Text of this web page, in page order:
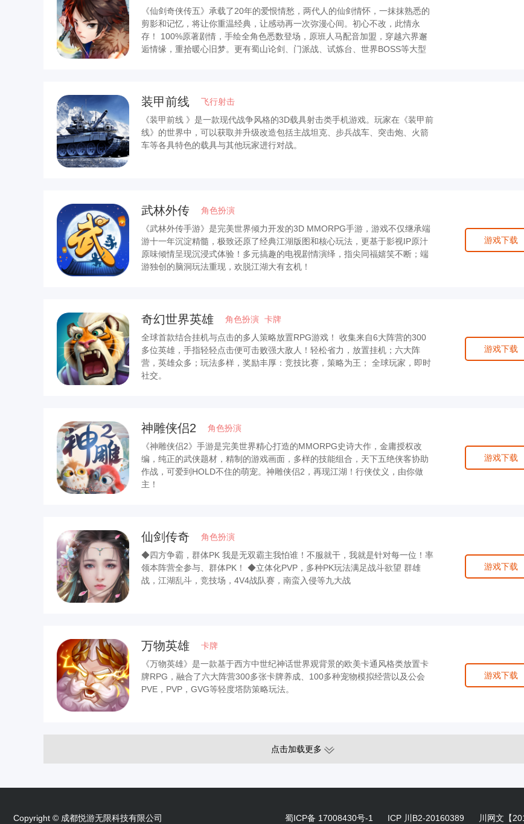
《仙剑奇侠传五》承载了20年的爱恨情愁，两代人的仙剑情怀，一抹抹熟悉的
剪影和记忆，将让你重温经典，让感动再一次弥漫心间。初心不改，此情永
存！ 100%原著剧情，手绘全角色悉数登场，原班人马配音加盟，穿越六界邂
逅情缘，重拾暖心旧梦。更有蜀山论剑、门派战、试炼台、世界BOSS等大型
装甲前线
飞行射击
《装甲前线 》是一款现代战争风格的3D载具射击类手机游戏。玩家在《装甲前
线》的世界中，可以获取并升级改造包括主战坦克、步兵战车、突击炮、火箭
车等各具特色的载具与其他玩家进行对战。
武林外传
角色扮演
《武林外传手游》是完美世界倾力开发的3D MMORPG手游，游戏不仅继承端
游十一年沉淀精髓，极致还原了经典江湖版图和核心玩法，更基于影视IP原汁
原味倾情呈现沉浸式体验！多元搞趣的电视剧情演绎，指尖同福嬉笑不断；端
游独创的脑洞玩法重现，欢脱江湖大有玄机！
游戏下载
奇幻世界英雄 角色扮演 卡牌
全球首款结合挂机与点击的多人策略放置RPG游戏！ 收集来自6大阵营的300
多位英雄，手指轻轻点击便可击败强大敌人！轻松省力，放置挂机；六大阵
营，英雄众多；玩法多样，奖励丰厚：竞技比赛，策略为王； 全球玩家，即时
社交。
游戏下载
神雕侠侣2
角色扮演
《神雕侠侣2》手游是完美世界精心打造的MMORPG史诗大作，金庸授权改
编，纯正的武侠题材，精制的游戏画面，多样的技能组合，天下五绝侠客协助
作战，可爱到HOLD不住的萌宠。神雕侠侣2，再现江湖！行侠仗义，由你做
主！
游戏下载
仙剑传奇
角色扮演
◆四方争霸，群体PK 我是无双霸主我怕谁！不服就干，我就是针对每一位！率
领本阵营全参与、群体PK！ ◆立体化PVP，多种PK玩法满足战斗欲望 群雄
战，江湖乱斗，竞技场，4V4战队赛，南蛮入侵等九大战
游戏下载
万物英雄
卡牌
《万物英雄》是一款基于西方中世纪神话世界观背景的欧美卡通风格类放置卡
牌RPG，融合了六大阵营300多张卡牌养成、100多种宠物模拟经营以及公会
PVE，PVP，GVG等轻度塔防策略玩法。
游戏下载
点击加载更多
Copyright © 成都悦游无限科技有限公司 蜀ICP备 17008430号-1 ICP 川B2-20160389 川网文【